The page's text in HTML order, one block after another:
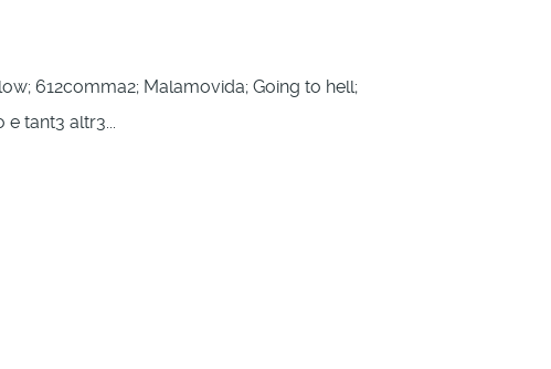
612comma2; Malamovida; Going to hell;
e tant3 altr3...